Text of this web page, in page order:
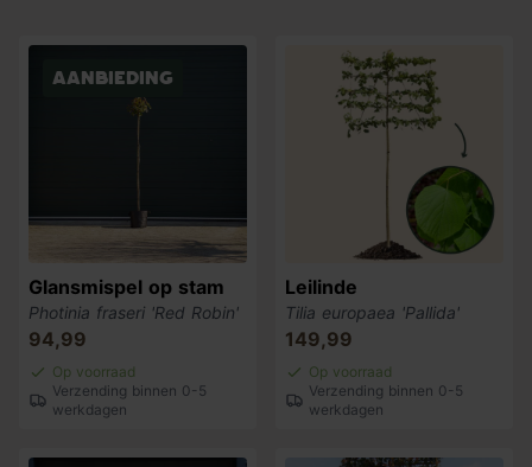
Aanbieding
Glansmispel op stam
Photinia fraseri 'Red Robin'
94,99
Op voorraad
Verzending binnen 0-5
werkdagen
Leilinde
Tilia europaea 'Pallida'
149,99
Op voorraad
Verzending binnen 0-5
werkdagen